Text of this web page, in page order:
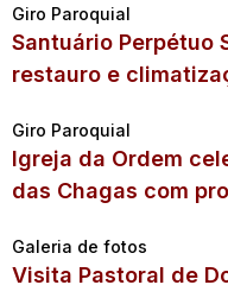
Giro Paroquial
Santuário Perpétuo
restauro e
Giro Paroquial
Igreja da Ordem
das Chagas com
Galeria de fotos
Visita Pastoral de